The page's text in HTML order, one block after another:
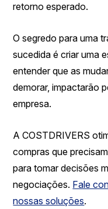
retorno esperado.
O segredo para uma
sucedida é criar uma
entender que as
demorar, impactarão
empresa.
A COSTDRIVERS
compras que
para tomar decisões
negociações. Fale
nossas soluções.